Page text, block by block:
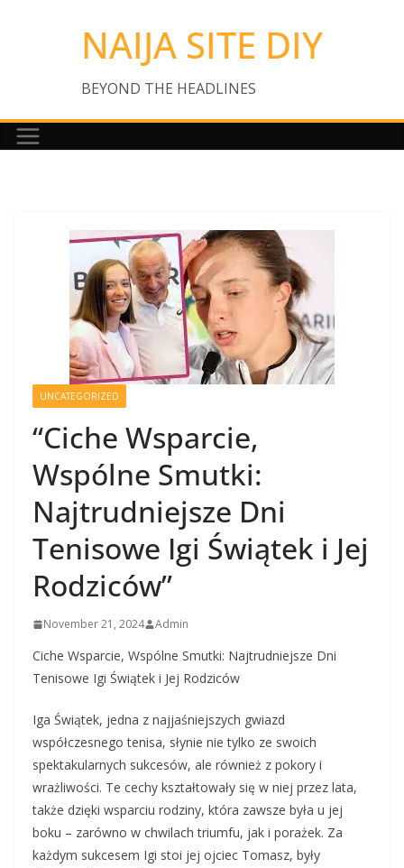
NAIJA SITE DIY
BEYOND THE HEADLINES
UNCATEGORIZED
“Ciche Wsparcie,
Wspólne Smutki:
Najtrudniejsze Dni
Tenisowe Igi Świątek i Jej
Rodziców”
November 21, 2024 Admin
Ciche Wsparcie, Wspólne Smutki: Najtrudniejsze Dni
Tenisowe Igi Świątek i Jej Rodziców
Iga Świątek, jedna z najjaśniejszych gwiazd
współczesnego tenisa, słynie nie tylko ze swoich
spektakularnych sukcesów, ale również z pokory i
wrażliwości. Te cechy kształtowały się w niej przez lata,
także dzięki wsparciu rodziny, która zawsze była u jej
boku – zarówno w chwilach triumfu, jak i porażek. Za
każdym sukcesem Igi stoi jej ojciec Tomasz, były